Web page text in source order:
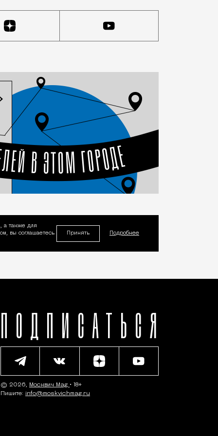
а также для
вы соглашаетесь
Принять Подробнее
ПОДПИСАТЬСЯ
© 2026, Москвич Mag • 18+
Пишите: info@moskvichmag.ru